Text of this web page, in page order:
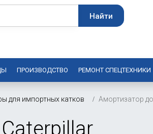
ПРОИЗВОДСТВО РЕМОНТ СПЕЦТЕХНИКИ
для импортных катков Амортизатор